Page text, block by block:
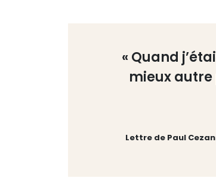
« Quand
mieux
Lettre de Paul